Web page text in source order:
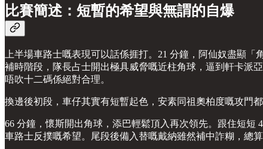
比賽簡述：短暫的希望與無謂的自爆
上半場車路士嘅表現可以話係捱打。21 分鐘，阿仙奴盡顯
補時階段，隊長占士開出極具威脅嘅近柱角球，逼到軒卡派
唔吹十二碼係絕對合理。
換邊後初段，車仔其實有短暫起色，安素同祖奧柏度嘅攻門
66 分鐘，懷斯開出角球，添巴輕鬆頂入再次領先。跟住短
車路士反撲嘅希望。尾段後備入替嘅戴納雖然補中詐糊，總